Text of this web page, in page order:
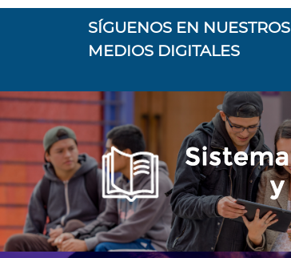
SÍGUENOS EN NUESTROS
MEDIOS DIGITALES